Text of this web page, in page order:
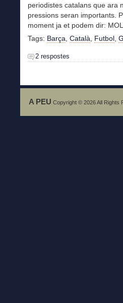
periodistes catalans que ara
pressions seran importants.
moment ja et podem dir:
Tags: Barça Català Futbol
2 respostes
A PEU Copyright © 2026 All Rights